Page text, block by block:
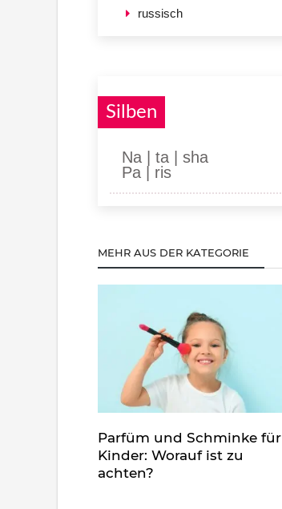
russisch
Silben
Na | ta | sha
Pa | ris
MEHR AUS DER KATEGORIE
Parfüm und Schminke für
Kinder: Worauf ist zu
achten?